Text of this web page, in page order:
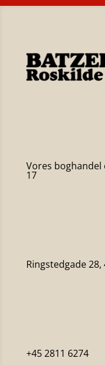
Vores boghandel
17
Ringstedgade 28,
+45 2811 6274